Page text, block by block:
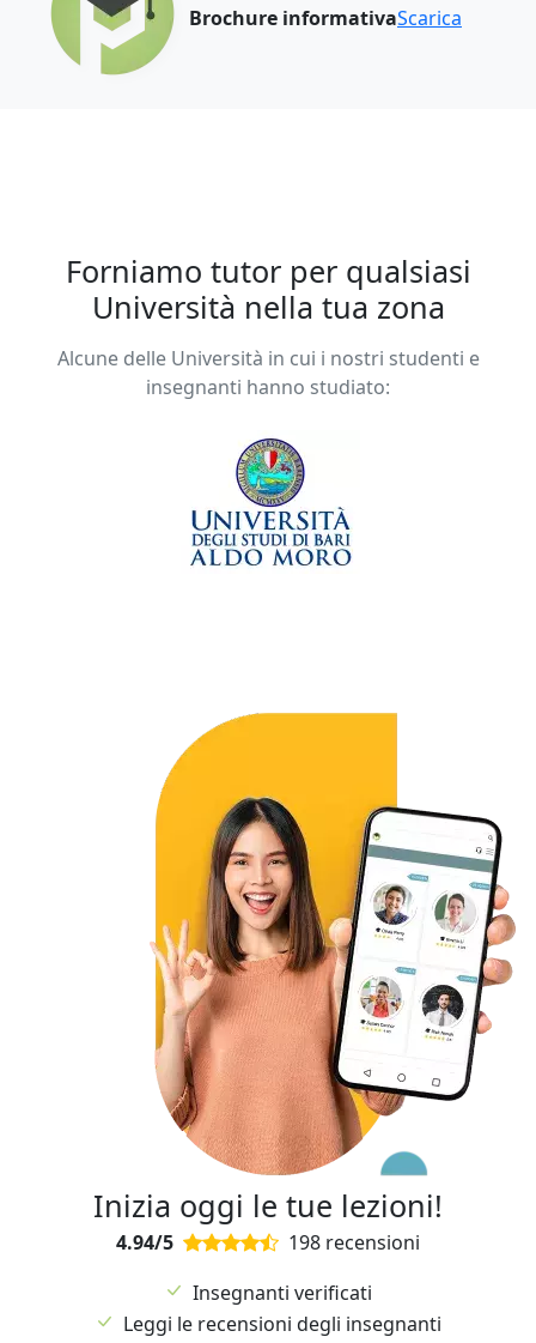
Brochure informativaScarica
Forniamo tutor per qualsiasi
Università nella tua zona
Alcune delle Università in cui i nostri studenti e
insegnanti hanno studiato:
Inizia oggi le tue lezioni!
4.94/5
198 recensioni
Insegnanti verificati
Leggi le recensioni degli insegnanti